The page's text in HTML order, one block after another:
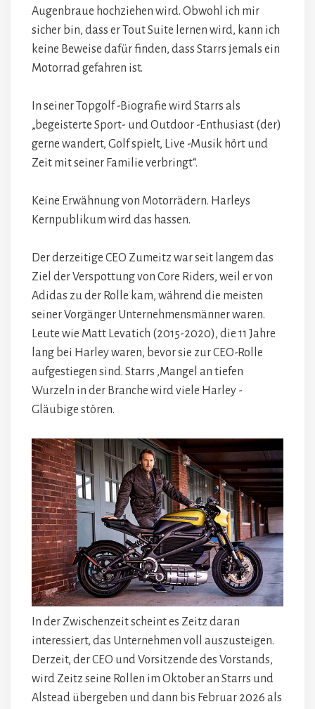
Augenbraue hochziehen wird. Obwohl ich mir
sicher bin, dass er Tout Suite lernen wird, kann ich
keine Beweise dafür finden, dass Starrs jemals ein
Motorrad gefahren ist.
In seiner Topgolf -Biografie wird Starrs als
„begeisterte Sport- und Outdoor -Enthusiast (der)
gerne wandert, Golf spielt, Live -Musik hört und
Zeit mit seiner Familie verbringt“.
Keine Erwähnung von Motorrädern. Harleys
Kernpublikum wird das hassen.
Der derzeitige CEO Zumeitz war seit langem das
Ziel der Verspottung von Core Riders, weil er von
Adidas zu der Rolle kam, während die meisten
seiner Vorgänger Unternehmensmänner waren.
Leute wie Matt Levatich (2015-2020), die 11 Jahre
lang bei Harley waren, bevor sie zur CEO-Rolle
aufgestiegen sind. Starrs ‚Mangel an tiefen
Wurzeln in der Branche wird viele Harley -
Gläubige stören.
In der Zwischenzeit scheint es Zeitz daran
interessiert, das Unternehmen voll auszusteigen.
Derzeit, der CEO und Vorsitzende des Vorstands,
wird Zeitz seine Rollen im Oktober an Starrs und
Alstead übergeben und dann bis Februar 2026 als